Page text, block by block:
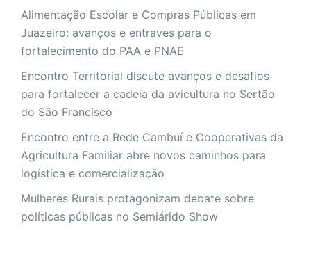
Alimentação Escolar e Compras Públicas em
Juazeiro: avanços e entraves para o
fortalecimento do PAA e PNAE
Encontro Territorial discute avanços e desafios
para fortalecer a cadeia da avicultura no Sertão
do São Francisco
Encontro entre a Rede Cambuí e Cooperativas da
Agricultura Familiar abre novos caminhos para
logística e comercialização
Mulheres Rurais protagonizam debate sobre
políticas públicas no Semiárido Show